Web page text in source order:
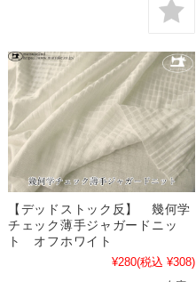
【デッドストック反】 幾何学
チェック薄手ジャガードニッ
ト オフホワイト
¥280(税込 ¥308)